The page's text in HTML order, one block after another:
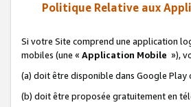
Politique Relative aux
Si votre Site comprend une application
mobiles (une « Application Mobile »),
(a) doit être disponible dans Google
(b) doit être proposée gratuitement en